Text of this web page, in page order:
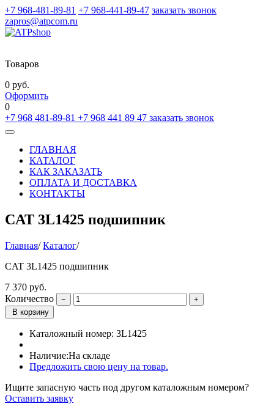
+7 968-481-89-81 +7 968-441-89-47 заказать звонок
zapros@atpcom.ru
Товаров
0 руб.
Оформить
0
+7 968 481-89-81 +7 968 441 89 47 заказать звонок
Toggle
navigationГЛАВНАЯ
КАТАЛОГ
КАК ЗАКАЗАТЬ
ОПЛАТА И ДОСТАВКА
КОНТАКТЫ
CAT 3L1425 подшипник
Главная/Каталог/
CAT 3L1425 подшипник
7 370 руб.
Количество
В корзину
Каталожный номер: 3L1425
Наличие:На складе
Предложить свою цену на товар.
Ищите запасную часть под другом каталожным номером?
Оставить заявку